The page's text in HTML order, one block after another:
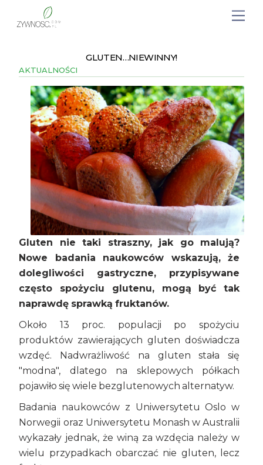
GLUTEN…NIEWINNY!
AKTUALNOŚCI
Gluten nie taki straszny, jak go malują?
Nowe badania naukowców wskazują, że
dolegliwości gastryczne, przypisywane
często spożyciu glutenu, mogą być tak
naprawdę sprawką fruktanów.
Około 13 proc. populacji po spożyciu
produktów zawierających gluten doświadcza
wzdęć. Nadwrażliwość na gluten stała się
"modna", dlatego na sklepowych półkach
pojawiło się wiele bezglutenowych alternatyw.
Badania naukowców z Uniwersytetu Oslo w
Norwegii oraz Uniwersytetu Monash w Australii
wykazały jednak, że winą za wzdęcia należy w
wielu przypadkach obarczać nie gluten, lecz